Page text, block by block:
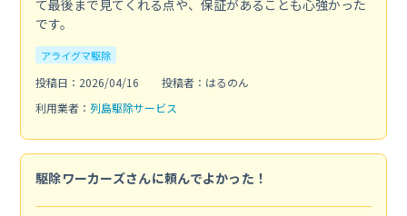
て最後まで見てくれる点や、保証があることも心強かった
です。
アライグマ駆除
投稿日：2026/04/16
投稿者：はるのん
利用業者： 列島駆除サービス
駆除ワーカーズさんに頼んでよかった！